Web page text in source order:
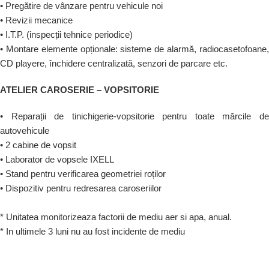
• Pregătire de vânzare pentru vehicule noi
• Revizii mecanice
• I.T.P. (inspecții tehnice periodice)
• Montare elemente opționale: sisteme de alarmă, radiocasetofoane,
CD playere, închidere centralizată, senzori de parcare etc.
ATELIER CAROSERIE – VOPSITORIE
• Reparații de tinichigerie-vopsitorie pentru toate mărcile de
autovehicule
• 2 cabine de vopsit
• Laborator de vopsele IXELL
• Stand pentru verificarea geometriei roților
• Dispozitiv pentru redresarea caroseriilor
* Unitatea monitorizeaza factorii de mediu aer si apa, anual.
* In ultimele 3 luni nu au fost incidente de mediu